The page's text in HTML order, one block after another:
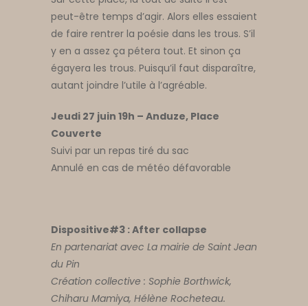
peut-être temps d’agir. Alors elles essaient
de faire rentrer la poésie dans les trous. S’il
y en a assez ça pétera tout. Et sinon ça
égayera les trous. Puisqu’il faut disparaître,
autant joindre l’utile à l’agréable.
Jeudi 27 juin 19h – Anduze, Place
Couverte
Suivi par un repas tiré du sac
Annulé en cas de météo défavorable
Dispositive#3 : After collapse
En partenariat avec La mairie de Saint Jean
du Pin
Création collective : Sophie Borthwick,
Chiharu Mamiya, Hélène Rocheteau.